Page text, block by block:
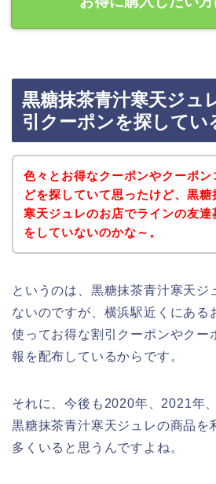
黒糖抹茶青汁寒天ジュ
引クーポンを探してい
色々とお得なクーポンやクーポン
どを探していて思ったけど、黒糖
寒天ジュレのお店でラインの友達
をしていないのかな～。
というのは、黒糖抹茶青汁寒天ジ
ないのですが、横浜駅近くにある
使ってお得な割引クーポンやクー
報を配布しているからです。
それに、今後も2020年、2021年
黒糖抹茶青汁寒天ジュレの商品を
多くいると思うんですよね。